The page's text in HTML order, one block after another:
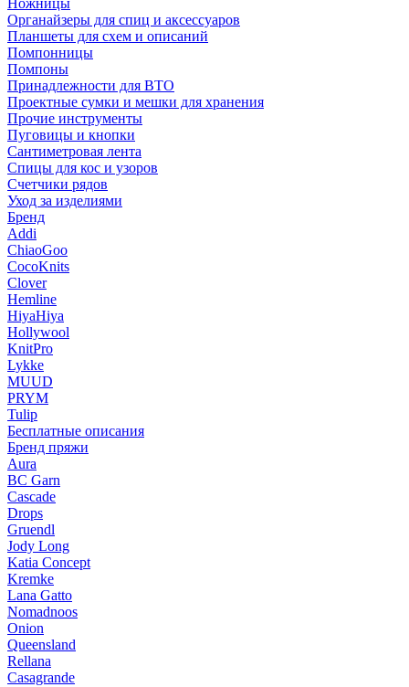
Ножницы
Органайзеры для спиц и аксессуаров
Планшеты для схем и описаний
Помпонницы
Помпоны
Принадлежности для ВТО
Проектные сумки и мешки для хранения
Прочие инструменты
Пуговицы и кнопки
Сантиметровая лента
Спицы для кос и узоров
Счетчики рядов
Уход за изделиями
Бренд
Addi
ChiaoGoo
CocoKnits
Clover
Hemline
HiyaHiya
Hollywool
KnitPro
Lykke
MUUD
PRYM
Tulip
Бесплатные описания
Бренд пряжи
Aura
BC Garn
Cascade
Drops
Gruendl
Jody Long
Katia Concept
Kremke
Lana Gatto
Nomadnoos
Onion
Queensland
Rellana
Casagrande